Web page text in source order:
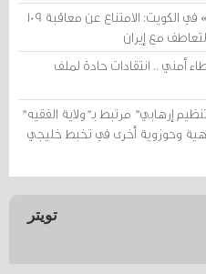
محكمة «أمن الدولة» في الكويت: الامتناع عن معاقبة 109
أمني .. انتقادات حادة لملف
إرهابي" مرتبط بـ"ولاية الفقيه"
وحوزوية أخرى في تخبط خليجي
تويتر